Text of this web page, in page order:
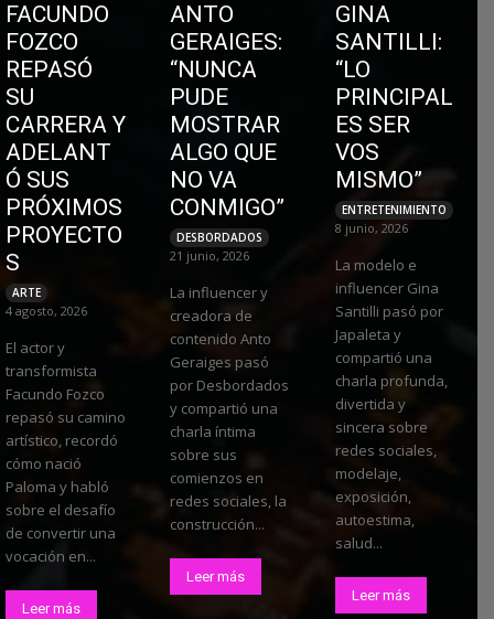
FACUNDO
FOZCO
REPASÓ
SU
CARRERA Y
ADELANT
Ó SUS
PRÓXIMOS
PROYECTO
S
ARTE
4 agosto, 2026
El actor y
transformista
Facundo Fozco
repasó su camino
artístico, recordó
cómo nació
Paloma y habló
sobre el desafío
de convertir una
vocación en...
Leer más
ANTO
GERAIGES:
“NUNCA
PUDE
MOSTRAR
ALGO QUE
NO VA
CONMIGO”
DESBORDADOS
21 junio, 2026
La influencer y
creadora de
contenido Anto
Geraiges pasó
por Desbordados
y compartió una
charla íntima
sobre sus
comienzos en
redes sociales, la
construcción...
Leer más
GINA
SANTILLI:
“LO
PRINCIPAL
ES SER
VOS
MISMO”
ENTRETENIMIENTO
8 junio, 2026
La modelo e
influencer Gina
Santilli pasó por
Japaleta y
compartió una
charla profunda,
divertida y
sincera sobre
redes sociales,
modelaje,
exposición,
autoestima,
salud...
Leer más